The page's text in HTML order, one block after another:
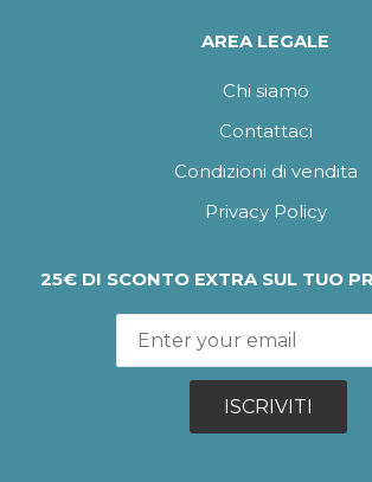
AREA LEGALE
Chi siamo
Contattaci
Condizioni di vendita
Privacy Policy
25€ DI SCONTO EXTRA SUL TUO
ISCRIVITI